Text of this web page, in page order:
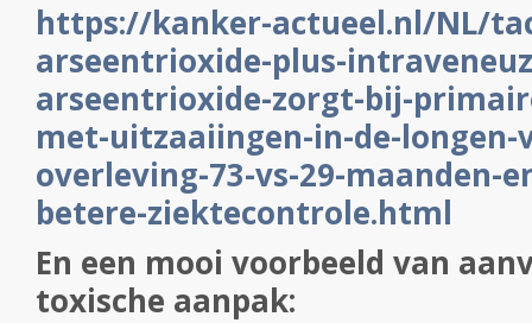
https://kanker-actueel.nl/NL/
arseentrioxide-plus-
arseentrioxide-zorgt-bij-
met-uitzaaiingen-in-de-longen-
overleving-73-vs-29-maanden-
betere-ziektecontrole.html
En een mooi voorbeeld van
toxische aanpak: